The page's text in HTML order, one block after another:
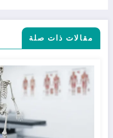
مقالات ذات صلة